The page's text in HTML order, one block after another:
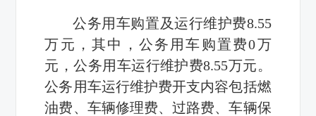
公务用车购置及运行维护费8.55
万元，其中，公务用车购置费0万
元，公务用车运行维护费8.55万元。
公务用车运行维护费开支内容包括燃
油费、车辆修理费、过路费、车辆保